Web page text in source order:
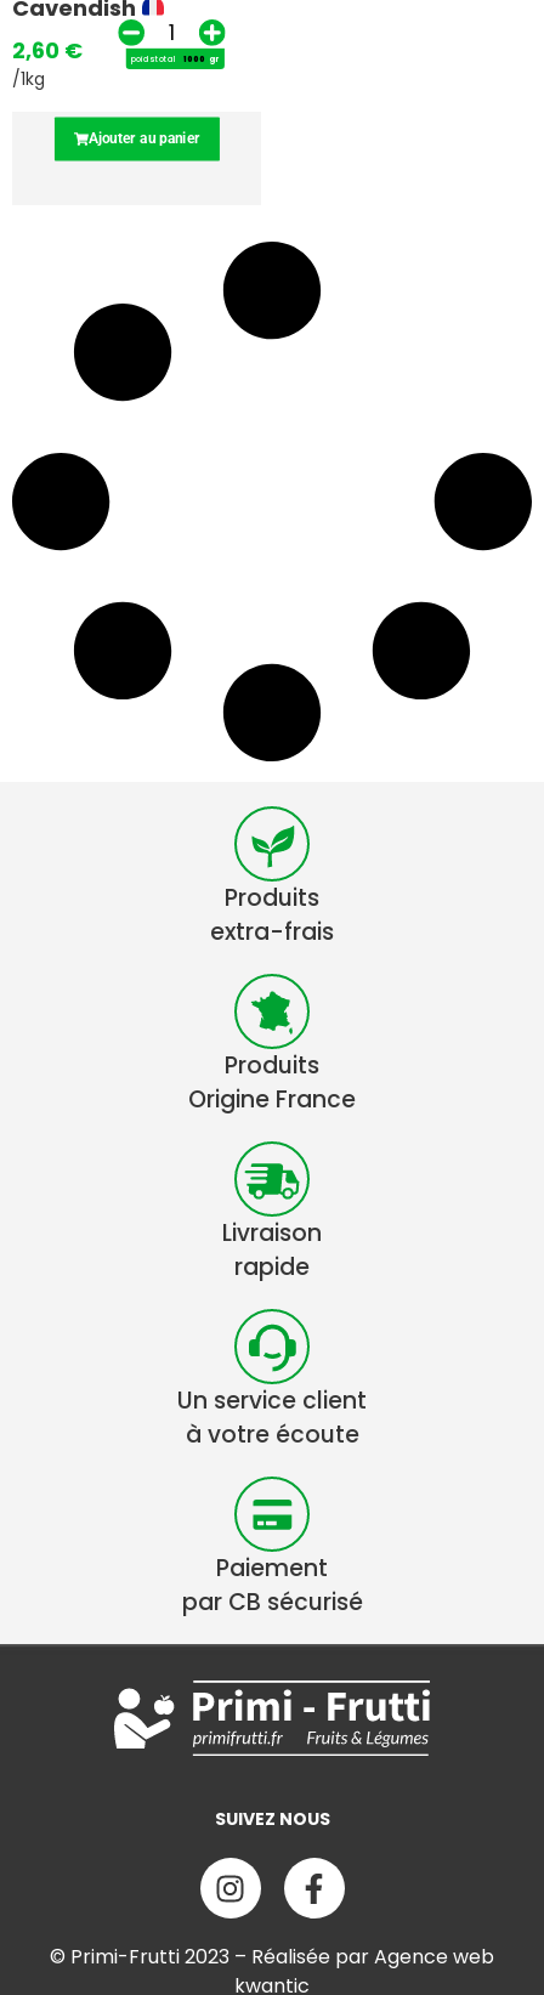
Cavendish
2,60 €
/1kg
poids total gr
Ajouter au panier
Produits
extra-frais
Produits
Origine France
Livraison
rapide
Un service client
à votre écoute
Paiement
par CB sécurisé
SUIVEZ NOUS
© Primi-Frutti 2023 – Réalisée par Agence web
kwantic